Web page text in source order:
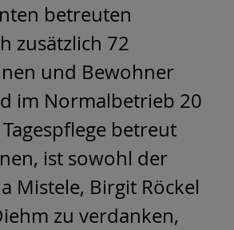
betreuten
zusätzlich 72
und Bewohner
im Normalbetrieb 20
betreut
ist sowohl der
Mistele, Birgit Röckel
zu verdanken,